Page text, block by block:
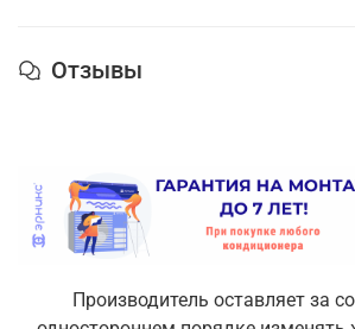
Отзывы
Производитель оставляет за